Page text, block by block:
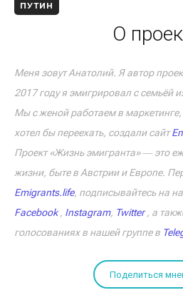
ПУТИН
О
Меня зовут Анатолий. Я автор
2017 году я эмигрировал с семьёй
Мы с женой работаем в
хотел бы переехать, создали сайт
Проект «Жизнь эмигранта» ― это
жизни, быте в Австрии и Европе.
Emigrants.life, подписывайтесь на
Facebook, Instagram, Twitter, а
голосованиях в нашей группе в
Поделиться